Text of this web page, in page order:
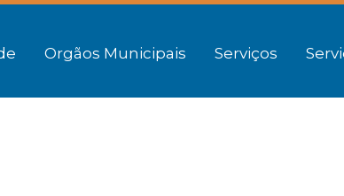
Orgãos Municipais Serviços